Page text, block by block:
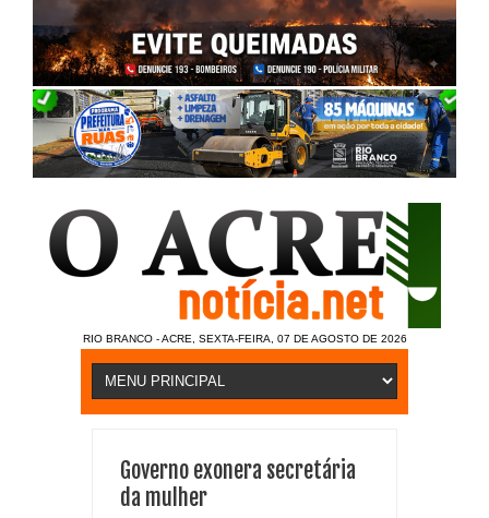
RIO BRANCO - ACRE, SEXTA-FEIRA, 07 DE AGOSTO DE 2026
Governo exonera secretária
da mulher